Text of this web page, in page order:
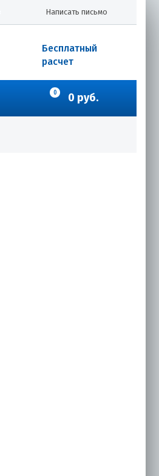
Написать письмо
Бесплатный
расчет
0 0 руб.